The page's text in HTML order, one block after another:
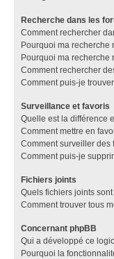
Recherche dans les
Comment rechercher
Pourquoi ma recherche
Pourquoi ma recherche
Comment rechercher
Comment puis-je
Surveillance et favoris
Quelle est la différence
Comment mettre en
Comment surveiller des
Comment puis-je
Fichiers joints
Quels fichiers joints
Comment trouver tous
Concernant phpBB
Qui a développé ce
Pourquoi la